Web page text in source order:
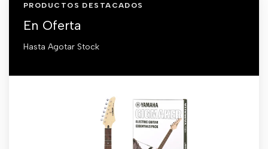
PRODUCTOS DESTACADOS
En Oferta
Hasta Agotar Stock